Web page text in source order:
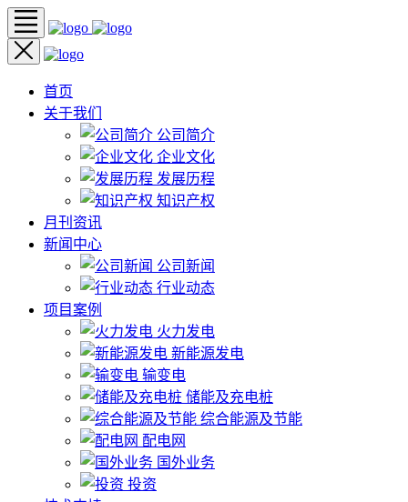
首页
关于我们
公司简介
企业文化
发展历程
知识产权
月刊资讯
新闻中心
公司新闻
行业动态
项目案例
火力发电
新能源发电
输变电
储能及充电桩
综合能源及节能
配电网
国外业务
投资